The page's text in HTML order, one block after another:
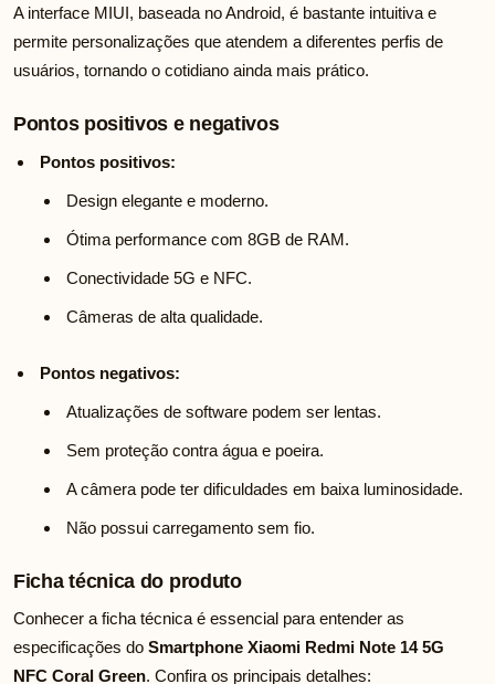
A interface MIUI, baseada no Android, é bastante intuitiva e
permite personalizações que atendem a diferentes perfis de
usuários, tornando o cotidiano ainda mais prático.
Pontos positivos e negativos
Pontos positivos:
Design elegante e moderno.
Ótima performance com 8GB de RAM.
Conectividade 5G e NFC.
Câmeras de alta qualidade.
Pontos negativos:
Atualizações de software podem ser lentas.
Sem proteção contra água e poeira.
A câmera pode ter dificuldades em baixa luminosidade.
Não possui carregamento sem fio.
Ficha técnica do produto
Conhecer a ficha técnica é essencial para entender as
especificações do Smartphone Xiaomi Redmi Note 14 5G
NFC Coral Green. Confira os principais detalhes: